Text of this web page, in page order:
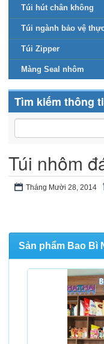
Túi hút chân không
Túi ngành bảo vệ
Túi Zipper
Màng Seal nhôm
Tìm kiếm thông
Túi nhôm
Tháng Mười 28, 2014
Sản phẩm Bao Bì